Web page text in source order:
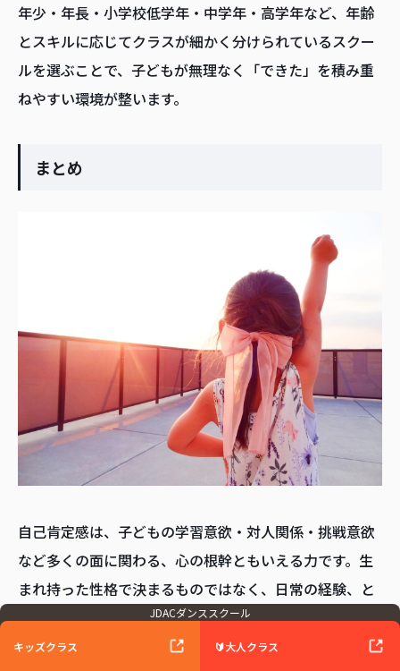
JDACダンススクール
キッズクラス 🔰大人クラス
年少・年長・小学校低学年・中学年・高学年など、年齢
とスキルに応じてクラスが細かく分けられているスクー
ルを選ぶことで、子どもが無理なく「できた」を積み重
ねやすい環境が整います。
まとめ
自己肯定感は、子どもの学習意欲・対人関係・挑戦意欲
など多くの面に関わる、心の根幹ともいえる力です。生
まれ持った性格で決まるものではなく、日常の経験、と
りわけ成功体験の積み重ねによって育てることができま
す。